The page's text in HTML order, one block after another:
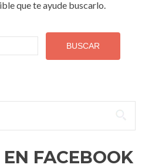
que te ayude buscarlo.
FACEBOOK